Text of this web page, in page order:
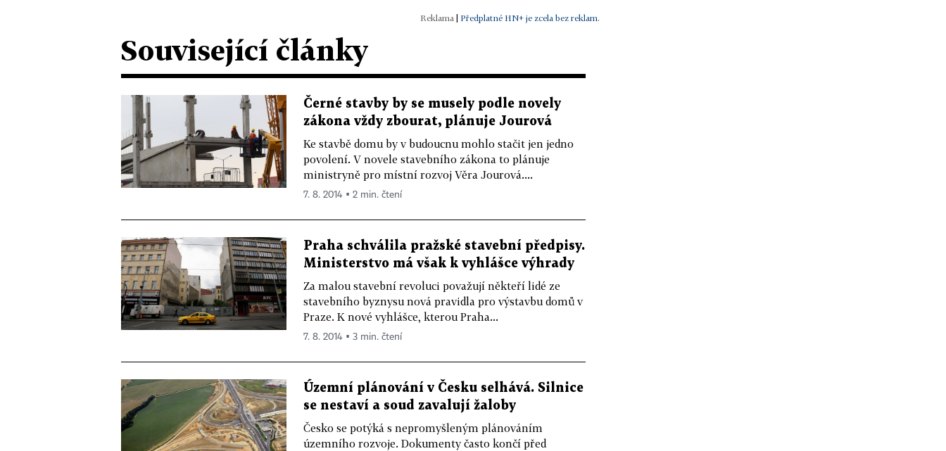
| Předplatné HN+ je zcela bez reklam.
Související články
Černé stavby by se musely podle novely
zákona vždy zbourat, plánuje Jourová
Ke stavbě domu by v budoucnu mohlo stačit jen jedno
povolení. V novele stavebního zákona to plánuje
ministryně pro místní rozvoj Věra Jourová....
7. 8. 2014 ▪ 2 min. čtení
Praha schválila pražské stavební předpisy.
Ministerstvo má však k vyhlášce výhrady
Za malou stavební revoluci považují někteří lidé ze
stavebního byznysu nová pravidla pro výstavbu domů v
Praze. K nové vyhlášce, kterou Praha...
7. 8. 2014 ▪ 3 min. čtení
Územní plánování v Česku selhává. Silnice
se nestaví a soud zavalují žaloby
Česko se potýká s nepromyšleným plánováním
územního rozvoje. Dokumenty často končí před